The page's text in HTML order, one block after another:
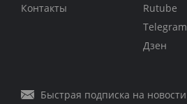
Контакты
Rutube
Telegram
Дзен
Быстрая подписка на новости